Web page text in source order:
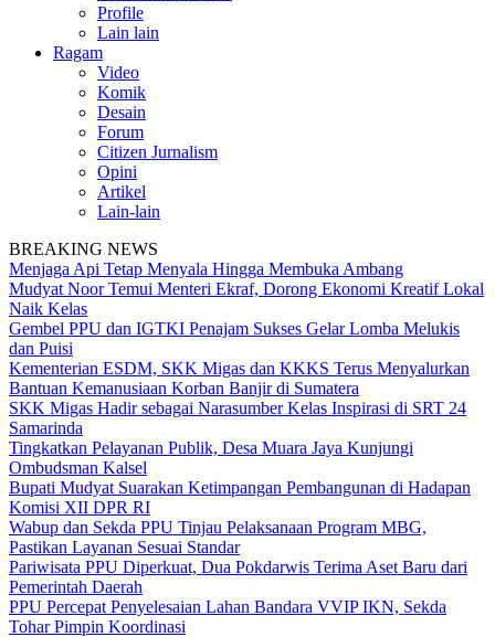
Profile
Lain lain
Ragam
Video
Komik
Desain
Forum
Citizen Jurnalism
Opini
Artikel
Lain-lain
BREAKING NEWS
Menjaga Api Tetap Menyala Hingga Membuka Ambang
Mudyat Noor Temui Menteri Ekraf, Dorong Ekonomi Kreatif Lokal
Naik Kelas
Gembel PPU dan IGTKI Penajam Sukses Gelar Lomba Melukis
dan Puisi
Kementerian ESDM, SKK Migas dan KKKS Terus Menyalurkan
Bantuan Kemanusiaan Korban Banjir di Sumatera
SKK Migas Hadir sebagai Narasumber Kelas Inspirasi di SRT 24
Samarinda
Tingkatkan Pelayanan Publik, Desa Muara Jaya Kunjungi
Ombudsman Kalsel
Bupati Mudyat Suarakan Ketimpangan Pembangunan di Hadapan
Komisi XII DPR RI
Wabup dan Sekda PPU Tinjau Pelaksanaan Program MBG,
Pastikan Layanan Sesuai Standar
Pariwisata PPU Diperkuat, Dua Pokdarwis Terima Aset Baru dari
Pemerintah Daerah
PPU Percepat Penyelesaian Lahan Bandara VVIP IKN, Sekda
Tohar Pimpin Koordinasi